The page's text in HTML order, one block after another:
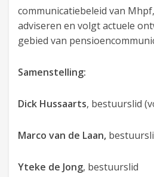
communicatiebeleid van
adviseren en volgt actuele
gebied van
Samenstelling:
Dick Hussaarts, bestuurslid
Marco van de Laan,
Yteke de Jong, bestuurslid